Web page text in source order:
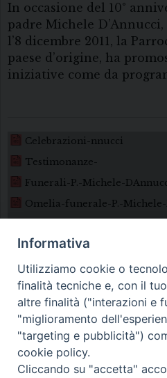
In occasione del 10°
padre Michele
l’8 dicembre 2011, la
paese d’origine, ha
iniziative come da
Celebrazioni-nnucci
Testimonanze-
Funerali-P.-Michele-
Omelia-funerale-P.-
Diocesi di Melfi
• Largo Duomo, 12 - 85025
Informativa
Utilizziamo cookie o
finalità tecniche e, con il
altre finalità ("interazioni e
"miglioramento
"targeting e pubblicità")
cookie policy.
Cliccando su "accetta"